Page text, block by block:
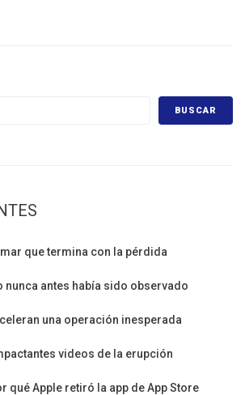
BUSCAR
que termina con la pérdida
nunca antes había sido observado
una operación inesperada
videos de la erupción
qué Apple retiró la app de App Store